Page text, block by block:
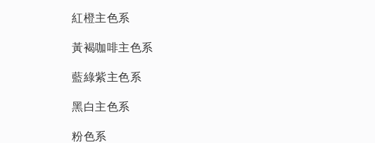
紅橙主色系
黃褐咖啡主色系
藍綠紫主色系
黑白主色系
粉色系